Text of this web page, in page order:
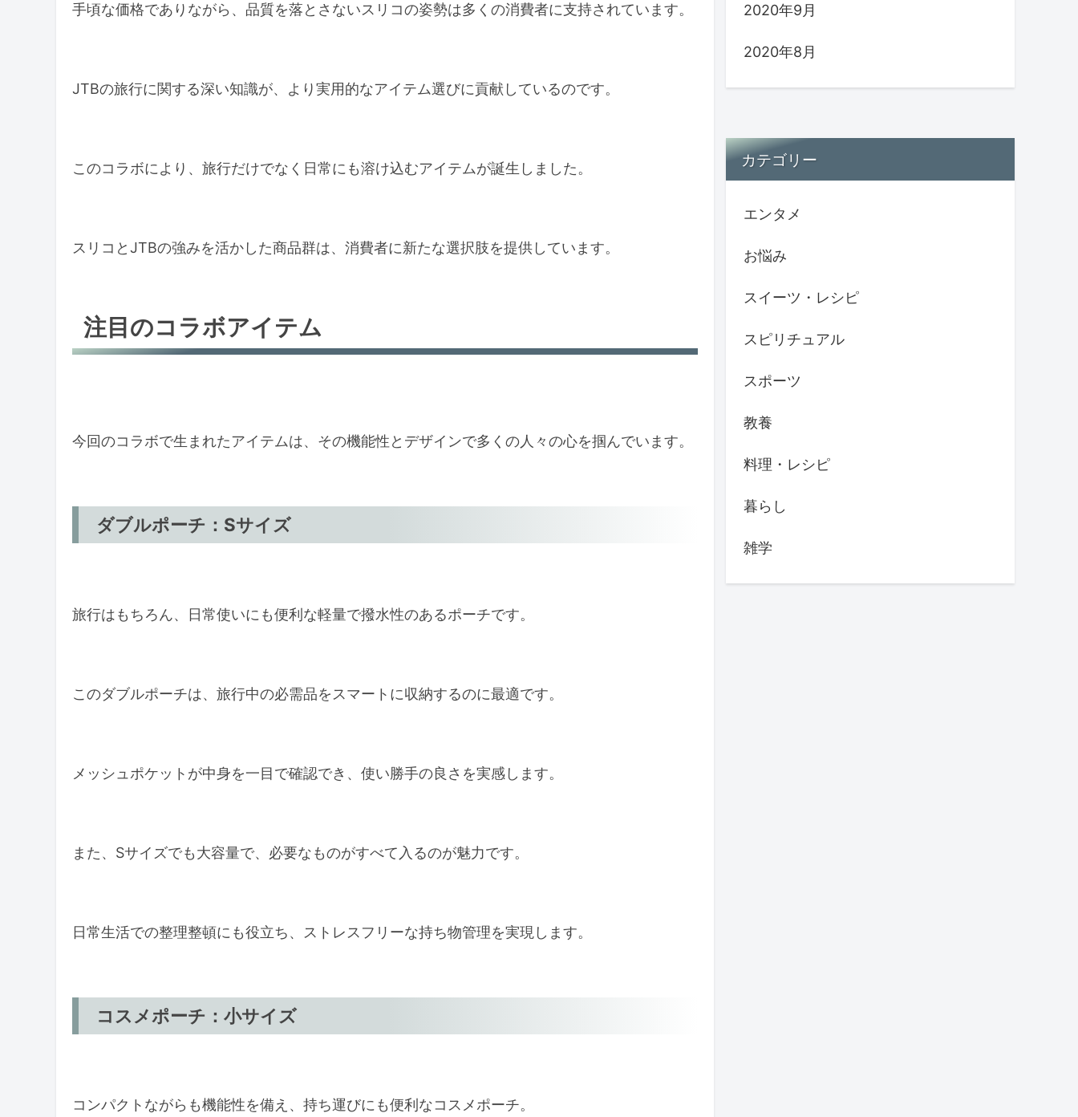
手頃な価格でありながら、品質を落とさないスリコの姿勢は多くの消費者に支持されています。
JTBの旅行に関する深い知識が、より実用的なアイテム選びに貢献しているのです。
このコラボにより、旅行だけでなく日常にも溶け込むアイテムが誕生しました。
スリコとJTBの強みを活かした商品群は、消費者に新たな選択肢を提供しています。
注目のコラボアイテム
今回のコラボで生まれたアイテムは、その機能性とデザインで多くの人々の心を掴んでいます。
ダブルポーチ：Sサイズ
旅行はもちろん、日常使いにも便利な軽量で撥水性のあるポーチです。
このダブルポーチは、旅行中の必需品をスマートに収納するのに最適です。
メッシュポケットが中身を一目で確認でき、使い勝手の良さを実感します。
また、Sサイズでも大容量で、必要なものがすべて入るのが魅力です。
日常生活での整理整頓にも役立ち、ストレスフリーな持ち物管理を実現します。
コスメポーチ：小サイズ
コンパクトながらも機能性を備え、持ち運びにも便利なコスメポーチ。
2020年9月
2020年8月
カテゴリー
エンタメ
お悩み
スイーツ・レシピ
スピリチュアル
スポーツ
教養
料理・レシピ
暮らし
雑学